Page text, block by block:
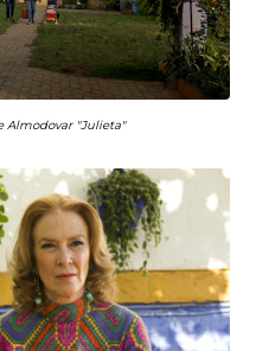
Almodovar "Julieta"